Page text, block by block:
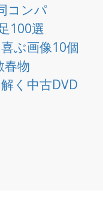
コンパ
100選
ぶ画像10個
春物
く中古DVD